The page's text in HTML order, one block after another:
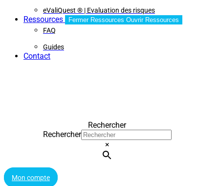
eValiQuest ® | Evaluation des risques
Ressources Fermer Ressources Ouvrir Ressources
FAQ
Guides
Contact
Rechercher
Rechercher
×
Mon compte